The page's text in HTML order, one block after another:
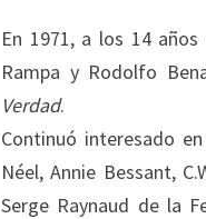
En 1971, a los 14
Rampa y Rodolfo
Verdad.
Continuó interesado
Néel, Annie Bessant,
Serge Raynaud de la